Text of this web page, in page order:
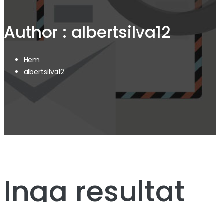
Author : albertsilva12
Hem
albertsilva12
Inga resultat